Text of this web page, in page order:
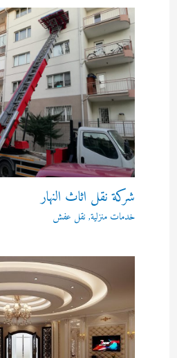
شركة نقل اثاث النهار
خدمات منزلية, نقل عفش